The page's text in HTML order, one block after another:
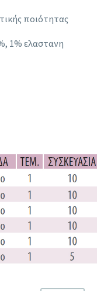
ποιότητας
1% ελαστανη